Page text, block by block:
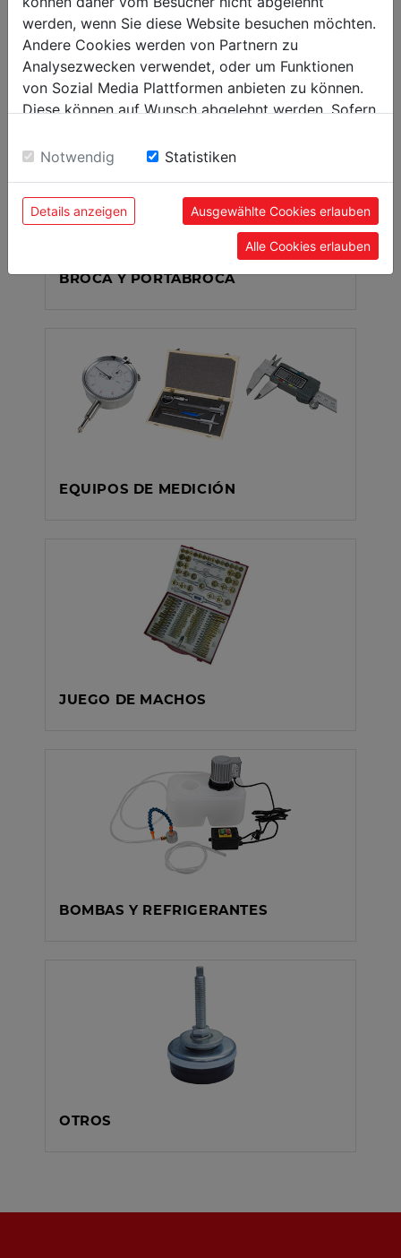
BROCA Y PORTABROCA
EQUIPOS DE MEDICIÓN
JUEGO DE MACHOS
BOMBAS Y REFRIGERANTES
OTROS
werden, wenn Sie diese Website besuchen möchten.
Andere Cookies werden von Partnern zu
Analysezwecken verwendet, oder um Funktionen
von Sozial Media Plattformen anbieten zu können.
Diese können auf Wunsch abgelehnt werden. Sofern
Einwilligung zu unseren Cookies.
Notwendig Statistiken
Details anzeigen Ausgewählte Cookies erlauben
Alle Cookies erlauben